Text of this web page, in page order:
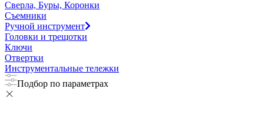
Сверла, Буры, Коронки
Съемники
Ручной инструмент
Головки и трещотки
Ключи
Отвертки
Инструментальные тележки
Подбор по параметрах